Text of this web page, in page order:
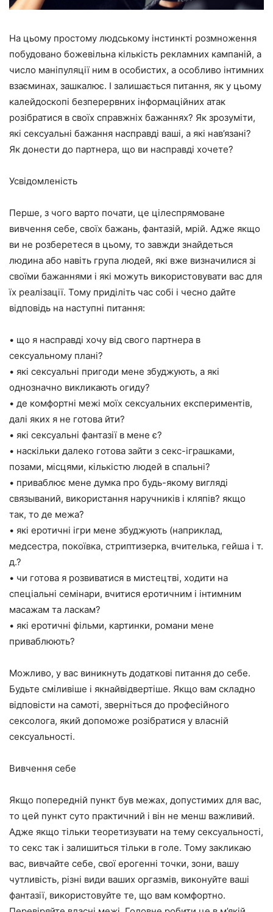
На цьому простому людському інстинкті розмноження
побудовано божевільна кількість рекламних кампаній, а
число маніпуляції ним в особистих, а особливо інтимних
взаєминах, зашкалює. І залишається питання, як у цьому
калейдоскопі безперервних інформаційних атак
розібратися в своїх справжніх бажаннях? Як зрозуміти,
які сексуальні бажання насправді ваші, а які нав’язані?
Як донести до партнера, що ви насправді хочете?
Усвідомленість
Перше, з чого варто почати, це цілеспрямоване
вивчення себе, своїх бажань, фантазій, мрій. Адже якщо
ви не розберетеся в цьому, то завжди знайдеться
людина або навіть група людей, які вже визначилися зі
своїми бажаннями і які можуть використовувати вас для
їх реалізації. Тому приділіть час собі і чесно дайте
відповідь на наступні питання:
• що я насправді хочу від свого партнера в
сексуальному плані?
• які сексуальні пригоди мене збуджують, а які
однозначно викликають огиду?
• де комфортні межі моїх сексуальних експериментів,
далі яких я не готова йти?
• які сексуальні фантазії в мене є?
• наскільки далеко готова зайти з секс-іграшками,
позами, місцями, кількістю людей в спальні?
• приваблює мене думка про будь-якому вигляді
связываний, використання наручників і кляпів? якщо
так, то де межа?
• які еротичні ігри мене збуджують (наприклад,
медсестра, покоївка, стриптизерка, вчителька, гейша і т.
д.?
• чи готова я розвиватися в мистецтві, ходити на
спеціальні семінари, вчитися еротичним і інтимним
масажам та ласкам?
• які еротичні фільми, картинки, романи мене
приваблюють?
Можливо, у вас виникнуть додаткові питання до себе.
Будьте сміливіше і якнайвідвертіше. Якщо вам складно
відповісти на самоті, зверніться до професійного
сексолога, який допоможе розібратися у власній
сексуальності.
Вивчення себе
Якщо попередній пункт був межах, допустимих для вас,
то цей пункт суто практичний і він не менш важливий.
Адже якщо тільки теоретизувати на тему сексуальності,
то секс так і залишиться тільки в голе. Тому закликаю
вас, вивчайте себе, свої ерогенні точки, зони, вашу
чутливість, різні види ваших оргазмів, виконуйте ваші
фантазії, використовуйте те, що вам комфортно.